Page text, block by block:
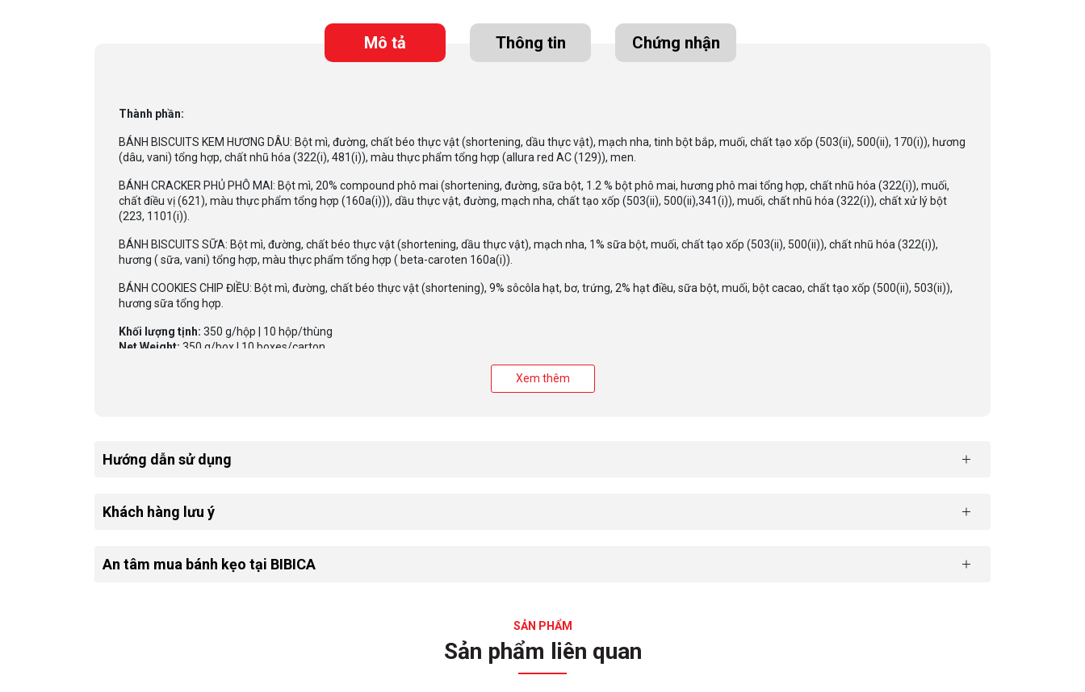
Mô tả Thông tin Chứng nhận
Thành phần:
BÁNH BISCUITS KEM HƯƠNG DÂU: Bột mì, đường, chất béo thực vật (shortening, dầu thực vật), mạch nha, tinh bột bắp, muối, chất tạo xốp (503(ii), 500(ii), 170(i)), hương
(dâu, vani) tổng hợp, chất nhũ hóa (322(i), 481(i)), màu thực phẩm tổng hợp (allura red AC (129)), men.
BÁNH CRACKER PHỦ PHÔ MAI: Bột mì, 20% compound phô mai (shortening, đường, sữa bột, 1.2 % bột phô mai, hương phô mai tổng hợp, chất nhũ hóa (322(i)), muối,
chất điều vị (621), màu thực phẩm tổng hợp (160a(i))), dầu thực vật, đường, mạch nha, chất tạo xốp (503(ii), 500(ii),341(i)), muối, chất nhũ hóa (322(i)), chất xử lý bột
(223, 1101(i)).
BÁNH BISCUITS SỮA: Bột mì, đường, chất béo thực vật (shortening, dầu thực vật), mạch nha, 1% sữa bột, muối, chất tạo xốp (503(ii), 500(ii)), chất nhũ hóa (322(i)),
hương ( sữa, vani) tổng hợp, màu thực phẩm tổng hợp ( beta-caroten 160a(i)).
BÁNH COOKIES CHIP ĐIỀU: Bột mì, đường, chất béo thực vật (shortening), 9% sôcôla hạt, bơ, trứng, 2% hạt điều, sữa bột, muối, bột cacao, chất tạo xốp (500(ii), 503(ii)),
hương sữa tổng hợp.
Khối lượng tịnh: 350 g/hộp | 10 hộp/thùng
Net Weight: 350 g/box | 10 boxes/carton
Xem thêm
Hướng dẫn sử dụng
Khách hàng lưu ý
An tâm mua bánh kẹo tại BIBICA
SẢN PHẨM
Sản phẩm liên quan